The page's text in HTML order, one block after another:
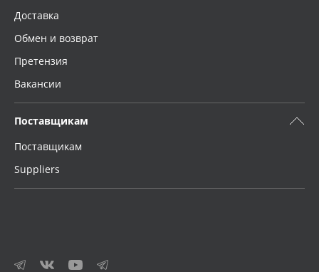
Доставка
Обмен и возврат
Претензия
Вакансии
Поставщикам
Поставщикам
Suppliers